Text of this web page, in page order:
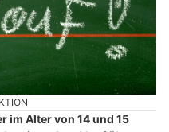
im Alter von 14 und 15